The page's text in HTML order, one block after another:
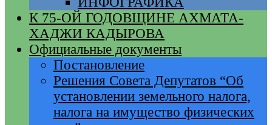
К 75-ОЙ ГОДОВЩИНЕ АХМАТА-
ХАДЖИ КАДЫРОВА
Официальные документы
Постановление
Решения Совета Депутатов “Об
установлении земельного налога,
налога на имущество физических